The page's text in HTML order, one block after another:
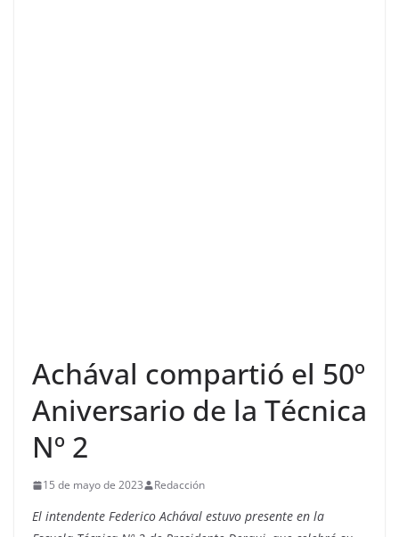
Achával compartió el 50º
Aniversario de la Técnica
Nº 2
15 de mayo de 2023 Redacción
El intendente Federico Achával estuvo presente en la